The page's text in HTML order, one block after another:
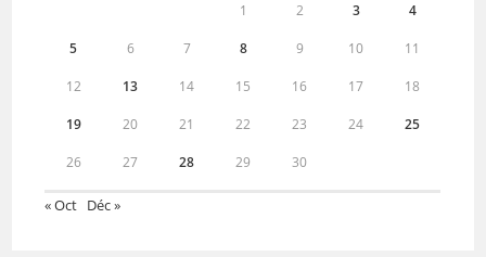
1 2 3 4
5 6 7 8 9 10 11
12 13 14 15 16 17 18
19 20 21 22 23 24 25
26 27 28 29 30
« Oct Déc »